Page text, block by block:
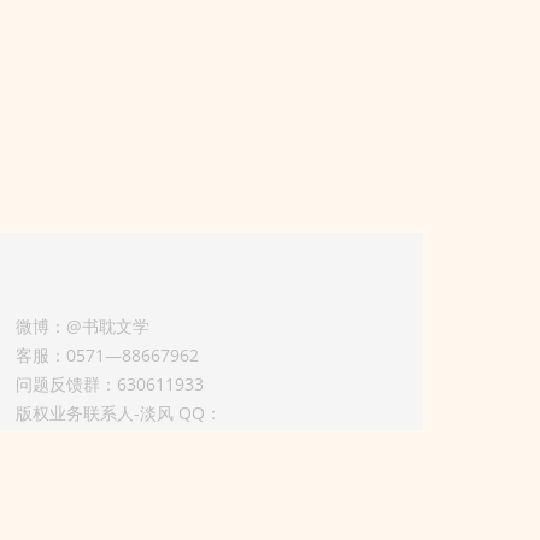
微博：@书耽文学
客服：0571—88667962
问题反馈群：630611933
版权业务联系人-淡风 QQ：